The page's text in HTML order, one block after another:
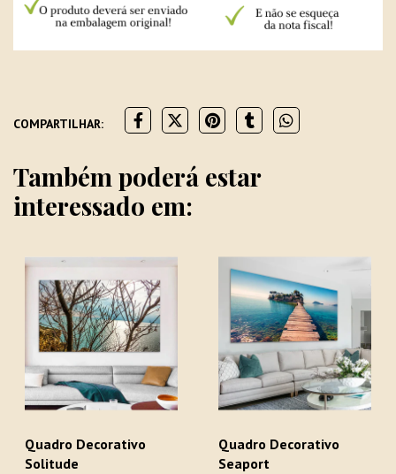
COMPARTILHAR:
Também poderá estar
interessado em:
Quadro Decorativo
Solitude
Quadro Decorativo
Seaport